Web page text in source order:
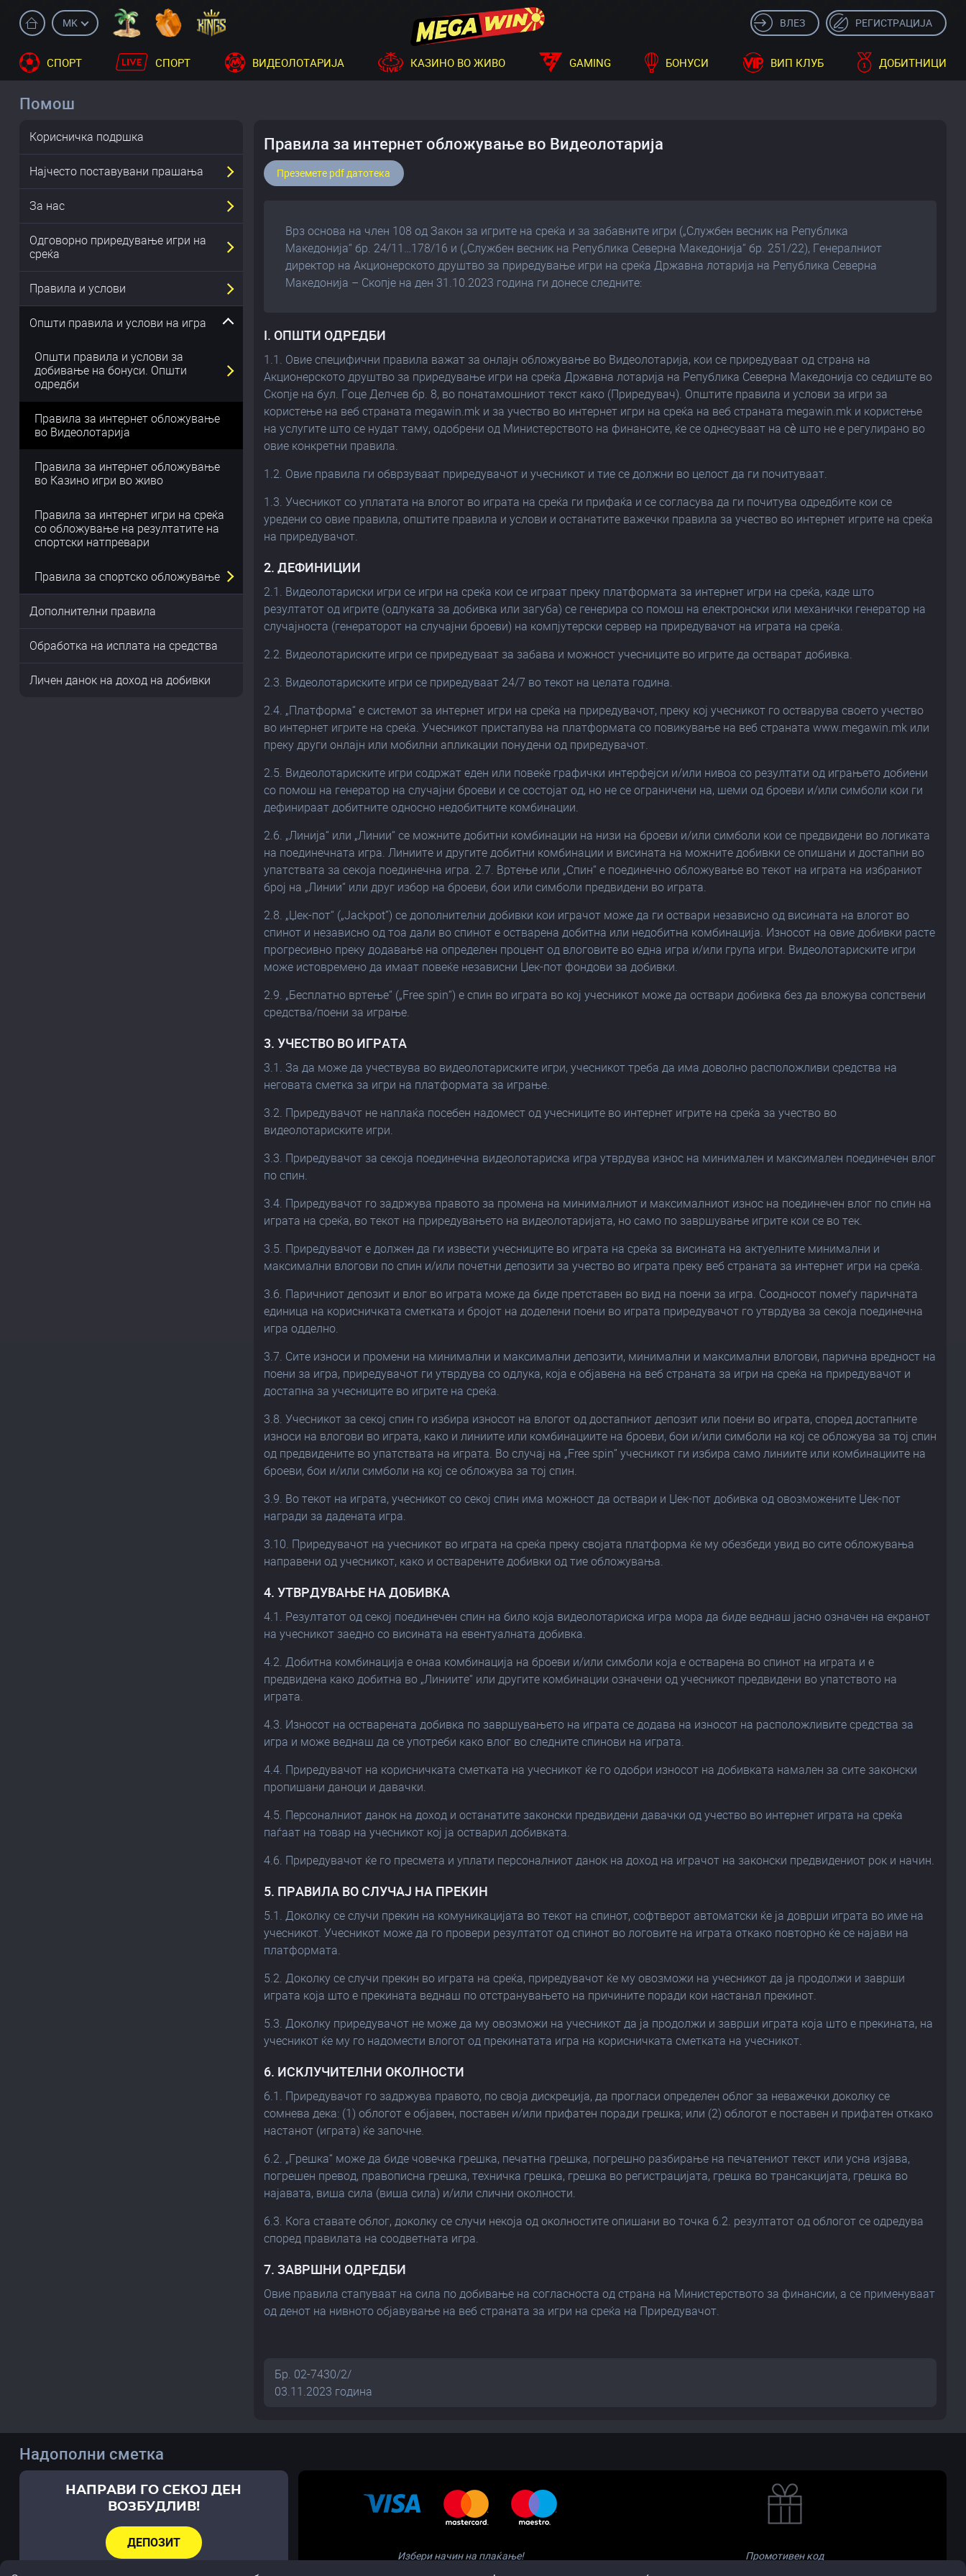
MK ВЛЕЗ РЕГИСТРАЦИЈА
СПОРТ СПОРТ ВИДЕОЛОТАРИЈА КАЗИНО ВО ЖИВО GAMING БОНУСИ ВИП КЛУБ ДОБИТНИЦИ
Помош
Корисничка подршка
Најчесто поставувани прашања
За нас
Oдговорно приредување игри на
среќа
Правила и услови
Општи правила и услови на игра
Општи правила и услови за
добивање на бонуси. Општи
одредби
Правила за интернет обложување
во Видеолотарија
Правила за интернет обложување
во Казино игри во живо
Правила за интернет игри на среќа
со обложување на резултатите на
спортски натпревари
Правила за спортско обложување
Дополнителни правила
Обработка на исплата на средства
Личен данок на доход на добивки
Правила за интернет обложување во Видеолотарија
Преземете pdf датотека
Врз основа на член 108 од Закон за игрите на среќа и за забавните игри („Службен весник на Република
Македонија“ бр. 24/11…178/16 и („Службен весник на Република Северна Македонија“ бр. 251/22), Генералниот
директор на Акционерското друштво за приредување игри на среќа Државна лотарија на Република Северна
Македонија – Скопје на ден 31.10.2023 година ги донесе следните:
I. ОПШТИ ОДРЕДБИ
1.1. Овие специфични правила важат за онлајн обложување во Видеолотарија, кои се приредуваат од страна на
Акционерското друштво за приредување игри на среќа Државна лотарија на Република Северна Македонија со седиште во
Скопје на бул. Гоце Делчев бр. 8, во понатамошниот текст како (Приредувач). Општите правила и услови за игри за
користење на веб страната megawin.mk и за учество во интернет игри на среќа на веб страната megawin.mk и користење
на услугите што се нудат таму, одобрени од Министерството на финансите, ќе се однесуваат на сè што не е регулирано во
овие конкретни правила.
1.2. Овие правила ги обврзуваат приредувачот и учесникот и тие се должни во целост да ги почитуваат.
1.3. Учесникот со уплатата на влогот во играта на среќа ги прифаќа и се согласува да ги почитува одредбите кои се
уредени со овие правила, општите правила и услови и останатите важечки правила за учество во интернет игрите на среќа
на приредувачот.
2. ДЕФИНИЦИИ
2.1. Видеолотариски игри се игри на среќа кои се играат преку платформата за интернет игри на среќа, каде што
резултатот од игрите (одлуката за добивка или загуба) се генерира со помош на електронски или механички генератор на
случајноста (генераторот на случајни броеви) на компјутерски сервер на приредувачот на играта на среќа.
2.2. Видеолотариските игри се приредуваат за забава и можност учесниците во игрите да остварат добивка.
2.3. Видеолотариските игри се приредуваат 24/7 во текот на целата година.
2.4. „Платформа“ е системот за интернет игри на среќа на приредувачот, преку кој учесникот го остварува своето учество
во интернет игрите на среќа. Учесникот пристапува на платформата со повикување на веб странaтa www.megawin.mk или
преку други онлајн или мобилни апликации понудени од приредувачот.
2.5. Видеолотариските игри содржат еден или повеќе графички интерфејси и/или нивоа со резултати од играњето добиени
со помош на генератор на случајни броеви и се состојат од, но не се ограничени на, шеми од броеви и/или симболи кои ги
дефинираат добитните односно недобитните комбинации.
2.6. „Линија“ или „Линии“ се можните добитни комбинации на низи на броеви и/или симболи кои се предвидени во логиката
на поединечната игра. Линиите и другите добитни комбинации и висината на можните добивки се опишани и достапни во
упатствата за секоја поединечна игра. 2.7. Вртење или „Спин“ е поединечно обложување во текот на играта на избраниот
број на „Линии“ или друг избор на броеви, бои или симболи предвидени во играта.
2.8. „Џек-пот“ („Јаckpot”) се дополнителни добивки кои играчот може да ги оствари независно од висината на влогот во
спинот и независно од тоа дали во спинот е остварена добитна или недобитна комбинација. Износот на овие добивки расте
прогресивно преку додавање на определен процент од влоговите во една игра и/или група игри. Видеолотариските игри
може истовремено да имаат повеќе независни Џек-пот фондови за добивки.
2.9. „Бесплатно вртење“ („Free spin“) е спин во играта во кој учесникот може да оствари добивка без да вложува сопствени
средства/поени за играње.
3. УЧЕСТВО ВО ИГРАТА
3.1. За да може да учествува во видеолотариските игри, учесникот треба да има доволно расположливи средства на
неговата сметка за игри на платформата за играње.
3.2. Приредувачот не наплаќа посебен надомест од учесниците во интернет игрите на среќа за учество во
видеолотариските игри.
3.3. Приредувачот за секоја поединечна видеолотариска игра утврдува износ на минимален и максимален поединечен влог
по спин.
3.4. Приредувачот го задржува правото за промена на минималниот и максималниот износ на поединечен влог по спин на
играта на среќа, во текот на приредувањето на видеолотаријата, но само по завршување игрите кои се во тек.
3.5. Приредувачот е должен да ги извести учесниците во играта на среќа за висината на актуелните минимални и
максимални влогови по спин и/или почетни депозити за учество во играта преку веб страната за интернет игри на среќа.
3.6. Паричниот депозит и влог во играта може да биде претставен во вид на поени за игра. Соодносот помеѓу паричната
единица на корисничката сметката и бројот на доделени поени во играта приредувачот го утврдува за секоја поединечна
игра одделно.
3.7. Сите износи и промени на минимални и максимални депозити, минимални и максимални влогови, парична вредност на
поени за игра, приредувачот ги утврдува со одлука, која е објавена на веб страната за игри на среќа на приредувачот и
достапна за учесниците во игрите на среќа.
3.8. Учесникот за секој спин го избира износот на влогот од достапниот депозит или поени во играта, според достапните
износи на влогови во играта, како и линиите или комбинациите на броеви, бои и/или симболи на кој се обложува за тој спин
од предвидените во упатствата на играта. Во случај на „Free spin” учесникот ги избира само линиите или комбинациите на
броеви, бои и/или симболи на кој се обложува за тој спин.
3.9. Во текот на играта, учесникот со секој спин има можност да оствари и Џек-пот добивка од овозможените Џек-пот
награди за дадената игра.
3.10. Приредувачот на учесникот во играта на среќа преку својата платформа ќе му обезбеди увид во сите обложувања
направени од учесникот, како и остварените добивки од тие обложувања.
4. УТВРДУВАЊЕ НА ДОБИВКА
4.1. Резултатот од секоj поединечен спин на било која видеолотариска игра мора да биде веднаш јасно означен на екранот
на учесникот заедно со висината на евентуалната добивка.
4.2. Добитна комбинација е онаа комбинација на броеви и/или симболи која е остварена во спинот на играта и е
предвидена како добитна во „Линиите“ или другите комбинации означени од учесникот предвидени во упатството на
играта.
4.3. Износот на остварената добивка по завршувањето на играта се додава на износот на расположливите средства за
игра и може веднаш да се употреби како влог во следните спинови на играта.
4.4. Приредувачот на корисничката сметката на учесникот ќе го одобри износот на добивката намален за сите законски
пропишани даноци и давачки.
4.5. Персоналниот данок на доход и останатите законски предвидени давачки од учество во интернет играта на среќа
паѓаат на товар на учесникот кој ја остварил добивката.
4.6. Приредувачот ќе го пресмета и уплати персоналниот данок на доход на играчот на законски предвидениот рок и начин.
5. ПРАВИЛА ВО СЛУЧАЈ НА ПРЕКИН
5.1. Доколку се случи прекин на комуникацијата во текот на спинот, софтверот автоматски ќе ја доврши играта во име на
учесникот. Учесникот може да го провери резултатот од спинот во логовите на играта откако повторно ќе се најави на
платформата.
5.2. Доколку се случи прекин во играта на среќа, приредувачот ќе му овозможи на учесникот да ја продолжи и заврши
играта која што е прекината веднаш по отстранувањето на причините поради кои настанал прекинот.
5.3. Доколку приредувачот не може да му овозможи на учесникот да ја продолжи и заврши играта која што е прекината, на
учесникот ќе му го надомести влогот од прекинатата игра на корисничката сметката на учесникот.
6. ИСКЛУЧИТЕЛНИ ОКОЛНОСТИ
6.1. Приредувачот го задржува правото, по своја дискреција, да прогласи определен облог за неважечки доколку се
сомнева дека: (1) облогот е објавен, поставен и/или прифатен поради грешка; или (2) облогот е поставен и прифатен откако
настанот (играта) ќе започне.
6.2. „Грешка“ може да биде човечка грешка, печатна грешка, погрешно разбирање на печатениот текст или усна изјава,
погрешен превод, правописна грешка, техничка грешка, грешка во регистрацијата, грешка во трансакцијата, грешка во
најавата, виша сила (виша сила) и/или слични околности.
6.3. Кога ставате облог, доколку се случи некоја од околностите опишани во точка 6.2. резултатот од облогот се одредува
според правилата на соодветната игра.
7. ЗАВРШНИ ОДРЕДБИ
Овие правила стапуваат на сила по добивање на согласноста од страна на Министерството за финансии, а се применуваат
од денот на нивното објавување на веб страната за игри на среќа на Приредувачот.
Бр. 02-7430/2/
03.11.2023 година
Надополни сметка
НАПРАВИ ГО СЕКОЈ ДЕН
ВОЗБУДЛИВ!
ДЕПОЗИТ
Избери начин на плаќање! Промотивен код